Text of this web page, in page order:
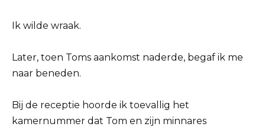
Ik wilde wraak.
Later, toen Toms aankomst naderde, begaf ik me
naar beneden.
Bij de receptie hoorde ik toevallig het
kamernummer dat Tom en zijn minnares